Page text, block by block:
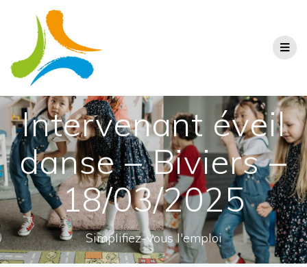
Intervenant éveil
danse – Biviers –
18/03/2025
Simplifiez-vous l'emploi